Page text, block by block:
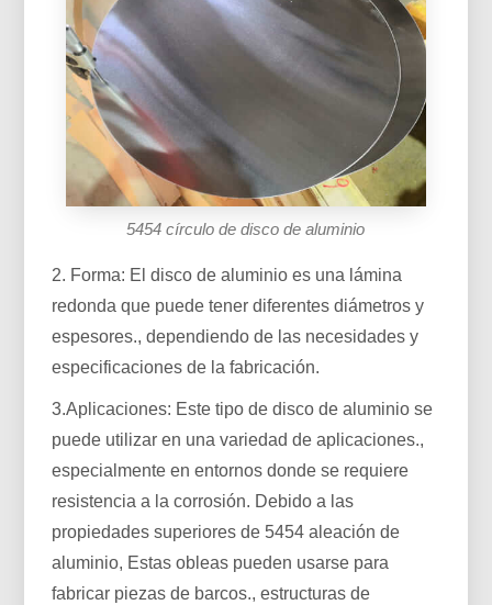
5454 círculo de disco de aluminio
2. Forma: El disco de aluminio es una lámina
redonda que puede tener diferentes diámetros y
espesores., dependiendo de las necesidades y
especificaciones de la fabricación.
3.Aplicaciones: Este tipo de disco de aluminio se
puede utilizar en una variedad de aplicaciones.,
especialmente en entornos donde se requiere
resistencia a la corrosión. Debido a las
propiedades superiores de 5454 aleación de
aluminio, Estas obleas pueden usarse para
fabricar piezas de barcos., estructuras de